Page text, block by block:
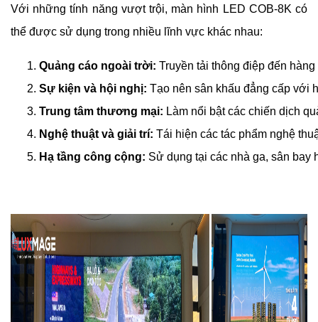
Với những tính năng vượt trội, màn hình LED COB-8K có
thể được sử dụng trong nhiều lĩnh vực khác nhau:
Quảng cáo ngoài trời: Truyền tải thông điệp đến
Sự kiện và hội nghị: Tạo nên sân khấu đẳng cấp với
Trung tâm thương mại: Làm nổi bật các chiến dịch
Nghệ thuật và giải trí: Tái hiện các tác phẩm nghệ
Hạ tầng công cộng: Sử dụng tại các nhà ga, sân bay